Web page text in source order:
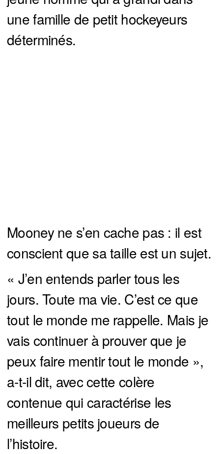
une famille de petit hockeyeurs
déterminés.
Mooney ne s’en cache pas : il est
conscient que sa taille est un sujet.
« J’en entends parler tous les
jours. Toute ma vie. C’est ce que
tout le monde me rappelle. Mais je
vais continuer à prouver que je
peux faire mentir tout le monde »,
a-t-il dit, avec cette colère
contenue qui caractérise les
meilleurs petits joueurs de
l’histoire.